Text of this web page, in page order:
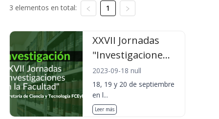
3 elementos en total: 1
XXVII Jornadas
"Investigacione...
2023-09-18 null
18, 19 y 20 de septiembre
en l...
Leer más